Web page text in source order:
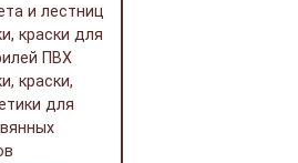
и лестниц
краски для
ПВХ
краски,
для